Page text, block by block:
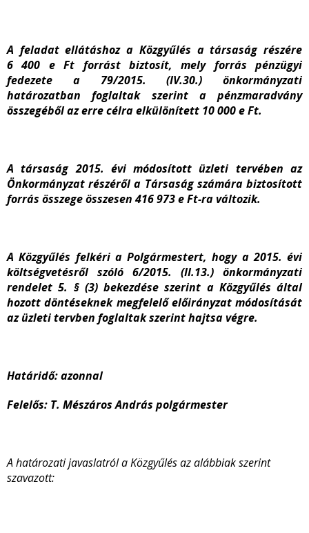
A feladat ellátáshoz a Közgyűlés a társaság részére
6 400 e Ft forrást biztosít, mely forrás pénzügyi
fedezete a 79/2015. (IV.30.) önkormányzati
határozatban foglaltak szerint a pénzmaradvány
összegéből az erre célra elkülönített 10 000 e Ft.
A társaság 2015. évi módosított üzleti tervében az
Önkormányzat részéről a Társaság számára biztosított
forrás összege összesen 416 973 e Ft-ra változik.
A Közgyűlés felkéri a Polgármestert, hogy a 2015. évi
költségvetésről szóló 6/2015. (II.13.) önkormányzati
rendelet 5. § (3) bekezdése szerint a Közgyűlés által
hozott döntéseknek megfelelő előirányzat módosítását
az üzleti tervben foglaltak szerint hajtsa végre.
Határidő: azonnal
Felelős: T. Mészáros András polgármester
A határozati javaslatról a Közgyűlés az alábbiak szerint
szavazott: